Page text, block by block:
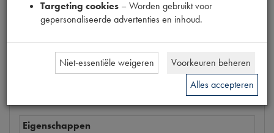
Eigenschappen
Targeting cookies – Worden gebruikt voor
gepersonaliseerde advertenties en inhoud.
Niet-essentiële weigeren
Voorkeuren beheren
Alles accepteren